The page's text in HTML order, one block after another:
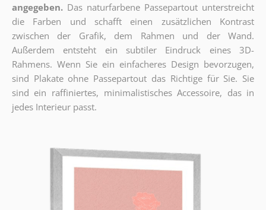
angegeben. Das naturfarbene Passepartout unterstreicht
die Farben und schafft einen zusätzlichen Kontrast
zwischen der Grafik, dem Rahmen und der Wand.
Außerdem entsteht ein subtiler Eindruck eines 3D-
Rahmens. Wenn Sie ein einfacheres Design bevorzugen,
sind Plakate ohne Passepartout das Richtige für Sie. Sie
sind ein raffiniertes, minimalistisches Accessoire, das in
jedes Interieur passt.